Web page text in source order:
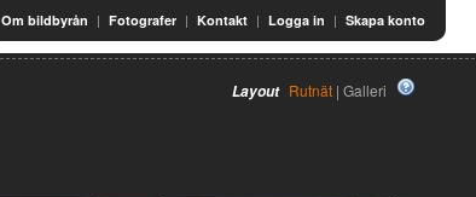
Om bildbyrån | Fotografer | Kontakt | Logga in | Skapa konto
Layout Rutnät | Galleri